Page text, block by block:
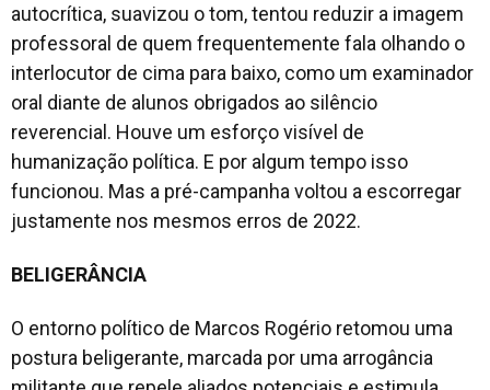
autocrítica, suavizou o tom, tentou reduzir a imagem
professoral de quem frequentemente fala olhando o
interlocutor de cima para baixo, como um examinador
oral diante de alunos obrigados ao silêncio
reverencial. Houve um esforço visível de
humanização política. E por algum tempo isso
funcionou. Mas a pré-campanha voltou a escorregar
justamente nos mesmos erros de 2022.
BELIGERÂNCIA
O entorno político de Marcos Rogério retomou uma
postura beligerante, marcada por uma arrogância